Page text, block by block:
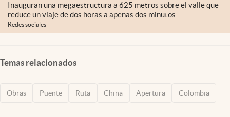
Inauguran una megaestructura a 625 metros sobre el valle que
reduce un viaje de dos horas a apenas dos minutos.
Redes sociales
Temas relacionados
Obras Puente Ruta China Apertura Colombia